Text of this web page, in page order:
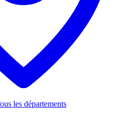
les départements